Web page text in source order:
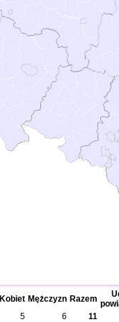
Kobiet Mężczyzn Razem
5 6
11